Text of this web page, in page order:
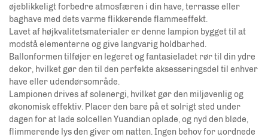
øjeblikkeligt forbedre atmosfæren i din have, terrasse eller
baghave med dets varme flikkerende flammeeffekt.
Lavet af højkvalitetsmaterialer er denne lampion bygget til at
modstå elementerne og give langvarig holdbarhed.
Ballonformen tilføjer en legeret og fantasieladet rør til din ydre
dekor, hvilket gør den til den perfekte aksesseringsdel til enhver
have eller udendørsområde.
Lampionen drives af solenergi, hvilket gør den miljøvenlig og
økonomisk effektiv. Placer den bare på et solrigt sted under
dagen for at lade solcellenYuandianoplade, og nyd den bløde,
flimmerende lys den giver om natten. Ingen behov for uordnede